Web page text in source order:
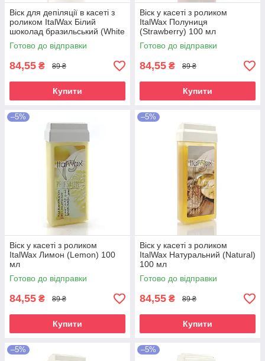
Віск для депіляції в касеті з
роликом ItalWax Білий
шоколад бразильський (White
Chocolate) 100 мл
Готово до відправки
84,55 ₴ 89 ₴
Купити
Віск у касеті з роликом
ItalWax Полуниця
(Strawberry) 100 мл
Готово до відправки
84,55 ₴ 89 ₴
Купити
–5%
Віск у касеті з роликом
ItalWax Лимон (Lemon) 100
мл
Готово до відправки
84,55 ₴ 89 ₴
Купити
–5%
Віск у касеті з роликом
ItalWax Натуральний (Natural)
100 мл
Готово до відправки
84,55 ₴ 89 ₴
Купити
–5% –5%